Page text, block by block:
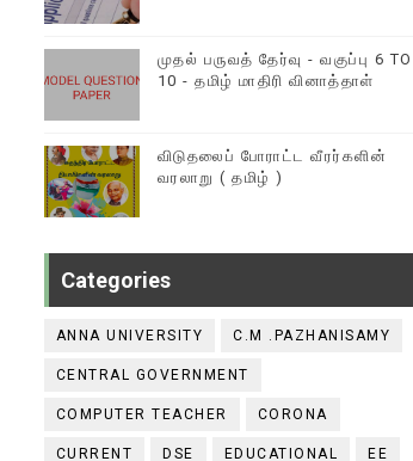
முதல் பருவத் தேர்வு - வகுப்பு 6 TO
10 - தமிழ் மாதிரி வினாத்தாள்
விடுதலைப் போராட்ட வீரர்களின்
வரலாறு ( தமிழ் )
Categories
ANNA UNIVERSITY C.M .PAZHANISAMY
CENTRAL GOVERNMENT
COMPUTER TEACHER CORONA
CURRENT DSE EDUCATIONAL EE